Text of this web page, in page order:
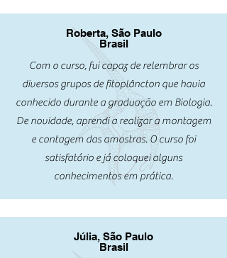
Roberta, São Paulo
Brasil
Com o curso, fui capaz de relembrar os
diversos grupos de fitoplâncton que havia
conhecido durante a graduação em Biologia.
De novidade, aprendi a realizar a montagem
e contagem das amostras. O curso foi
satisfatório e já coloquei alguns
conhecimentos em prática.
Júlia, São Paulo
Brasil